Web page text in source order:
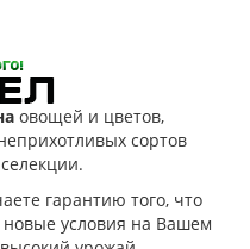
овощей и цветов,
сортов
гарантию того, что
новые условия на Вашем